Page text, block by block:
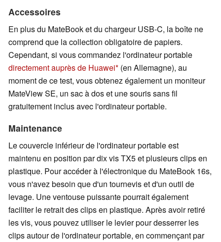
Accessoires
En plus du MateBook et du chargeur USB-C, la boîte ne
comprend que la collection obligatoire de papiers.
Cependant, si vous commandez l'ordinateur portable
directement auprès de Huawei (en Allemagne), au
moment de ce test, vous obtenez également un moniteur
MateView SE, un sac à dos et une souris sans fil
gratuitement inclus avec l'ordinateur portable.
Maintenance
Le couvercle inférieur de l'ordinateur portable est
maintenu en position par dix vis TX5 et plusieurs clips en
plastique. Pour accéder à l'électronique du MateBook 16s,
vous n'avez besoin que d'un tournevis et d'un outil de
levage. Une ventouse puissante pourrait également
faciliter le retrait des clips en plastique. Après avoir retiré
les vis, vous pouvez utiliser le levier pour desserrer les
clips autour de l'ordinateur portable, en commençant par